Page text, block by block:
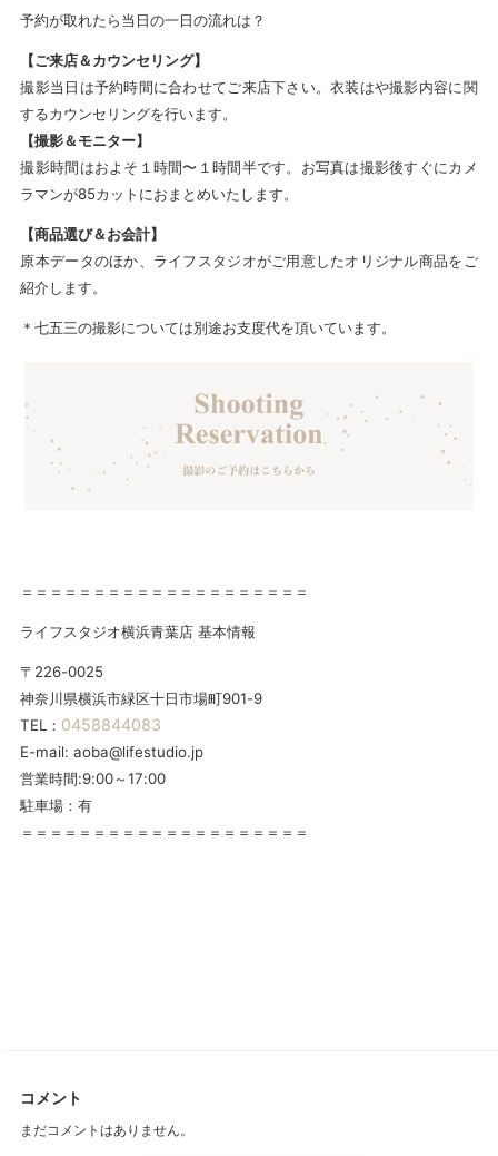
予約が取れたら当日の一日の流れは？
【ご来店＆カウンセリング】
撮影当日は予約時間に合わせてご来店下さい。衣装はや撮影内容に関
するカウンセリングを行います。
【撮影＆モニター】
撮影時間はおよそ１時間〜１時間半です。お写真は撮影後すぐにカメ
ラマンが85カットにおまとめいたします。
【商品選び＆お会計】
原本データのほか、ライフスタジオがご用意したオリジナル商品をご
紹介します。
＊七五三の撮影については別途お支度代を頂いています。
＝＝＝＝＝＝＝＝＝＝＝＝＝＝＝＝＝＝＝＝
ライフスタジオ横浜青葉店 基本情報
〒226-0025
神奈川県横浜市緑区十日市場町901-9
TEL： 0458844083
E-mail: aoba@lifestudio.jp
営業時間:9:00～17:00
駐車場：有
＝＝＝＝＝＝＝＝＝＝＝＝＝＝＝＝＝＝＝＝
コメント
まだコメントはありません。